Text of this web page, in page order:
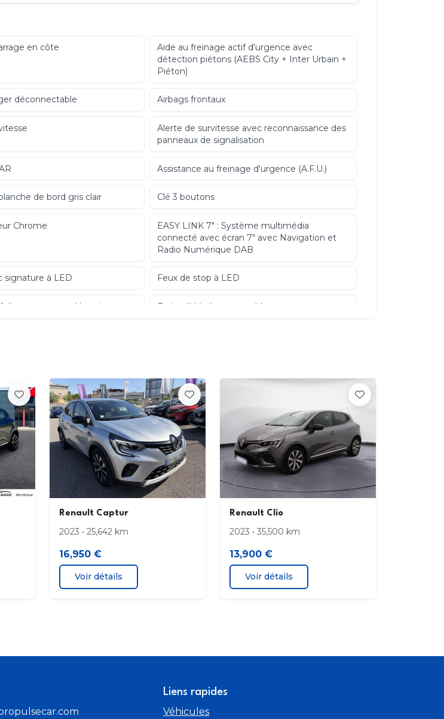
en côte
Aide au freinage actif d'urgence avec
détection piétons (AEBS City + Inter Urbain +
Piéton)
déconnectable Airbags frontaux
Alerte de survitesse avec reconnaissance des
panneaux de signalisation
Assistance au freinage d'urgence (A.F.U.)
de bord gris clair Clé 3 boutons
Chrome
EASY LINK 7" : Système multimédia
connecté avec écran 7" avec Navigation et
Radio Numérique DAB
signature à LED Feux de stop à LED
d'urgence avec détection
Freins AV à disque ventilé
élétriques et impulsionnels Mode ECO
Google info trafic live et auto update
Projecteurs Full LED avec signature
lumineuse en force de "C"
dégivrants réglables et rabattables électriquement
Siège conducteur réglable en hauteur
Renault Captur
2023 • 25,642 km
16,950 €
Voir détails
Renault Clio
2023 • 35,500 km
13,900 €
Voir détails
Liens rapides
Véhicules